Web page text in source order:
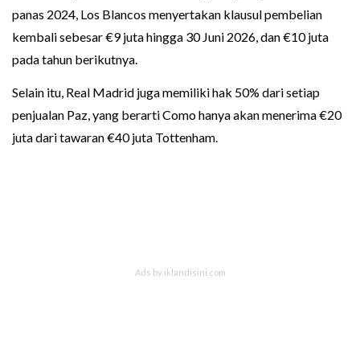
panas 2024, Los Blancos menyertakan klausul pembelian
kembali sebesar €9 juta hingga 30 Juni 2026, dan €10 juta
pada tahun berikutnya.
Selain itu, Real Madrid juga memiliki hak 50% dari setiap
penjualan Paz, yang berarti Como hanya akan menerima €20
juta dari tawaran €40 juta Tottenham.